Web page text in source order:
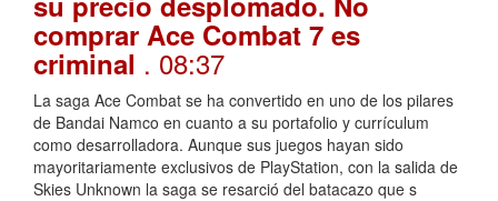
comprar Ace Combat 7 es
criminal . 08:37
La saga Ace Combat se ha convertido en uno de los pilares
de Bandai Namco en cuanto a su portafolio y currículum
como desarrolladora. Aunque sus juegos hayan sido
mayoritariamente exclusivos de PlayStation, con la salida de
Skies Unknown la saga se resarció del batacazo que s